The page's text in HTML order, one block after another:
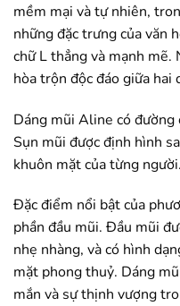
mềm mại và tự nhiên,
những đặc trưng của văn
chữ L thẳng và mạnh
hòa trộn độc đáo giữa hai
Dáng mũi Aline có đường
Sụn mũi được định hình
khuôn mặt của từng người.
Đặc điểm nổi bật của
phần đầu mũi. Đầu mũi
nhẹ nhàng, và có hình
mặt phong thuỷ. Dáng
mắn và sự thịnh vượng